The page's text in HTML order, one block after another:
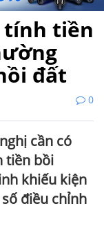
tính tiền
đất
0
cần có
tiền bồi
khiếu kiện
điều chỉnh